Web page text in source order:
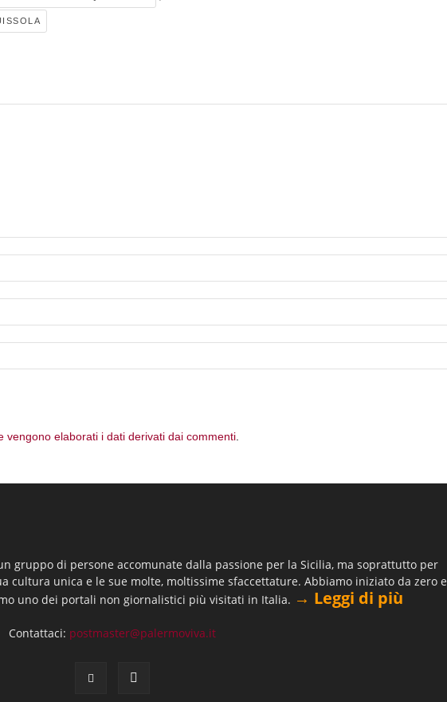
vengono elaborati i dati derivati dai commenti
gruppo di persone accomunate dalla passione per la Sicilia, ma soprattutto per
cultura unica e le sue molte, moltissime sfaccettature. Abbiamo iniziato da zero e
uno dei portali non giornalistici più visitati in Italia. → Leggi di più
Contattaci: postmaster@palermoviva.it